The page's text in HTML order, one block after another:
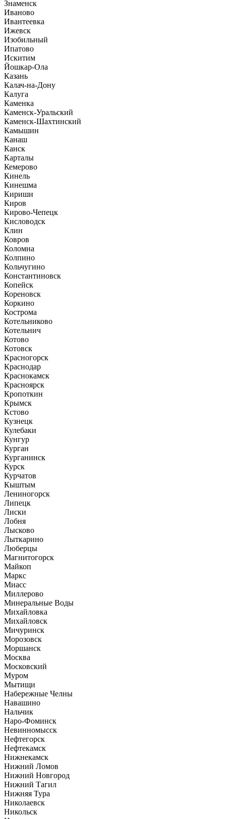
Знаменск
Иваново
Ивантеевка
Ижевск
Изобильный
Ипатово
Искитим
Йошкар-Ола
Казань
Калач-на-Дону
Калуга
Каменка
Каменск-Уральский
Каменск-Шахтинский
Камышин
Канаш
Канск
Карталы
Кемерово
Кинель
Кинешма
Кириши
Киров
Кирово-Чепецк
Кисловодск
Клин
Ковров
Коломна
Колпино
Кольчугино
Константиновск
Копейск
Кореновск
Коркино
Кострома
Котельниково
Котельнич
Котово
Котовск
Красногорск
Краснодар
Краснокамск
Красноярск
Кропоткин
Крымск
Кстово
Кузнецк
Кулебаки
Кунгур
Курган
Курганинск
Курск
Курчатов
Кыштым
Лениногорск
Липецк
Лиски
Лобня
Лысково
Лыткарино
Люберцы
Магнитогорск
Майкоп
Маркс
Миасс
Миллерово
Минеральные Воды
Михайловка
Михайловск
Мичуринск
Морозовск
Моршанск
Москва
Московский
Муром
Мытищи
Набережные Челны
Навашино
Нальчик
Наро-Фоминск
Невинномысск
Нефтегорск
Нефтекамск
Нижнекамск
Нижний Ломов
Нижний Новгород
Нижний Тагил
Нижняя Тура
Николаевск
Никольск